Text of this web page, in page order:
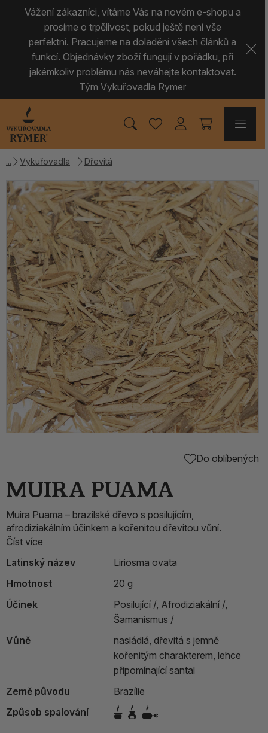
Vážení zákazníci, vítáme Vás na novém e-shopu a
prosíme o trpělivost, pokud ještě není vše
perfektní. Pracujeme na doladění všech článků a
funkcí. Objednávky zboží fungují v pořádku, při
jakémkoliv problému nás neváhejte kontaktovat.
Tým Vykuřovadla Rymer
Vykuřovadla Dřevitá
Do oblíbených
MUIRA PUAMA
Muira Puama – brazilské dřevo s posilujícím,
afrodiziakálním účinkem a kořenitou dřevitou vůní.
Číst více
Latinský název
Liriosma ovata
Hmotnost
20 g
Účinek
Posilující /, Afrodiziakální /,
Šamanismus /
Vůně
nasládlá, dřevitá s jemně
kořenitým charakterem, lehce
připomínající santal
Země původu
Brazílie
Způsob spalování